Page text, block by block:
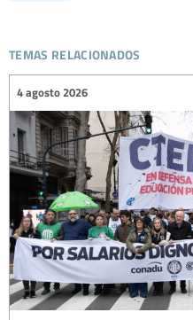
temas relacionados
4 agosto 2026